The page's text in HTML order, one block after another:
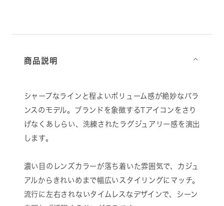
商品説明 ⌵
シャープなラインと程よいボリューム感が絶妙なバラ
ンスのモデル。ブランドを象徴するTアイコンをさり
げなくあしらい、洗練されたラグジュアリー感を演出
します。
濃い目のレンズカラーが落ち着いた雰囲気で、カジュ
アルからきれいめまで幅広いスタイリングにマッチ。
流行に左右されないタイムレスなデザインで、シーン